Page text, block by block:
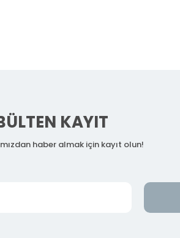
KAYIT
haber almak için kayıt olun!